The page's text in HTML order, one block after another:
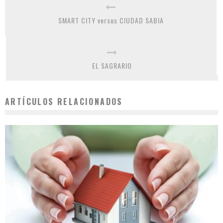
SMART CITY versus CIUDAD SABIA
EL SAGRARIO
ARTÍCULOS RELACIONADOS